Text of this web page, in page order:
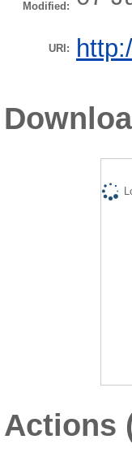
Modified:
URI:
Actions